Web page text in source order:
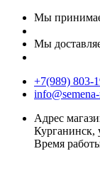
Мы
Мы
+7(989) 803-
Адрес
Курганинск,
Время